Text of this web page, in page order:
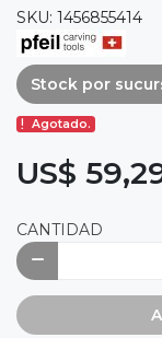
SKU: 1456855414
Stock por
Agotado.
US$
CANTIDAD